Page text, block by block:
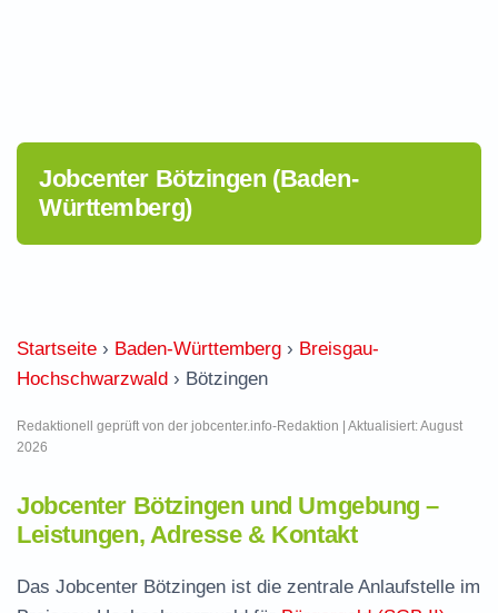
Jobcenter Bötzingen (Baden-
Württemberg)
Startseite › Baden-Württemberg › Breisgau-
Hochschwarzwald › Bötzingen
Redaktionell geprüft von der jobcenter.info-Redaktion | Aktualisiert: August
2026
Jobcenter Bötzingen und Umgebung –
Leistungen, Adresse & Kontakt
Das Jobcenter Bötzingen ist die zentrale Anlaufstelle im